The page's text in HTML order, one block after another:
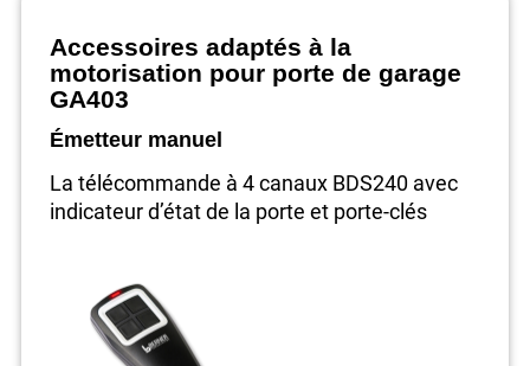
Accessoires adaptés à la
motorisation pour porte de garage
GA403
Émetteur manuel
La télécommande à 4 canaux BDS240 avec
indicateur d’état de la porte et porte-clés